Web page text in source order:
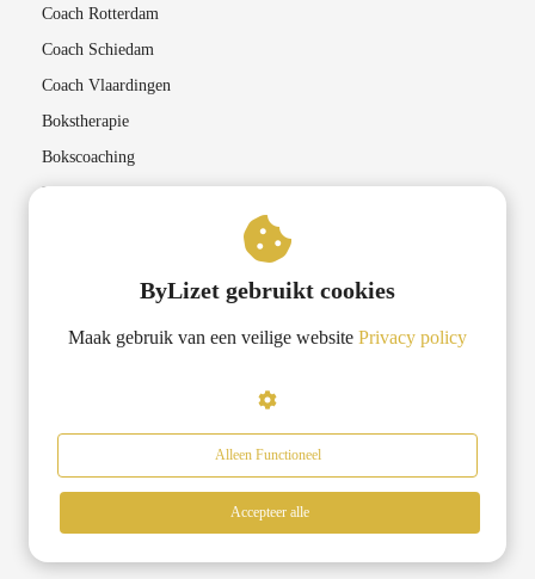
Coach Rotterdam
Coach Schiedam
Coach Vlaardingen
Bokstherapie
Bokscoaching
Lichaamsgerichte therapieën
Lifecoach Rotterdam
Transformatiecoaching Rotterdam
Loopbaan coach Rotterdam
ByLizet gebruikt cookies
Maak gebruik van een veilige website Privacy policy
Alleen Functioneel
Accepteer alle